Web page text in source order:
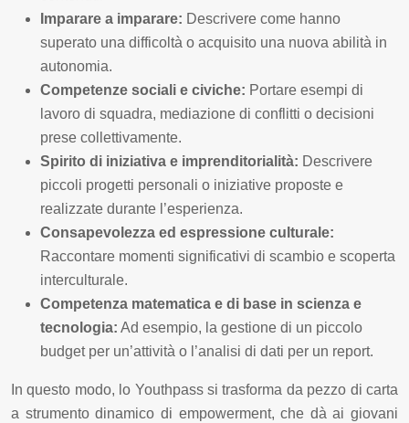
Imparare a imparare: Descrivere come hanno
superato una difficoltà o acquisito una nuova abilità in
autonomia.
Competenze sociali e civiche: Portare esempi di
lavoro di squadra, mediazione di conflitti o decisioni
prese collettivamente.
Spirito di iniziativa e imprenditorialità: Descrivere
piccoli progetti personali o iniziative proposte e
realizzate durante l’esperienza.
Consapevolezza ed espressione culturale:
Raccontare momenti significativi di scambio e scoperta
interculturale.
Competenza matematica e di base in scienza e
tecnologia: Ad esempio, la gestione di un piccolo
budget per un’attività o l’analisi di dati per un report.
In questo modo, lo Youthpass si trasforma da pezzo di carta
a strumento dinamico di empowerment, che dà ai giovani